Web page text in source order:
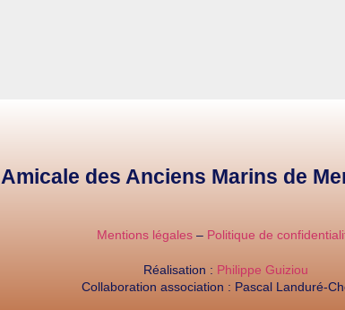
des Anciens Marins de
Mentions légales – Politique de
Réalisation : Philippe Guiziou
Collaboration association : Pascal Landuré-